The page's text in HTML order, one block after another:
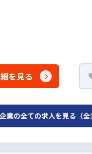
を見る
業の全ての求人を見る（